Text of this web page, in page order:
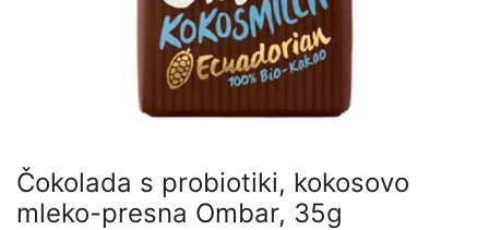
Čokolada s probiotiki, kokosovo
mleko-presna Ombar, 35g